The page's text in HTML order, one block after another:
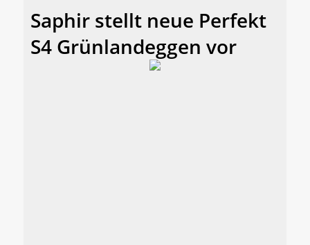
Saphir stellt neue Perfekt
S4 Grünlandeggen vor